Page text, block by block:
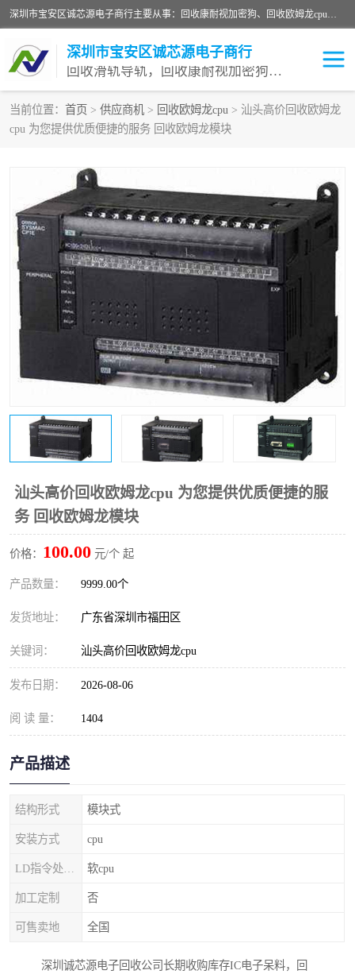
深圳市宝安区诚芯源电子商行主要从事：回收康耐视加密狗、回收欧姆龙cpu、回收欧姆龙模块等 一站式收购,能迅速便捷为客户消化库存、减少仓储、回笼资金，我们交易灵活方便，现金支付，价格优势合理，在业务方面赢得广大客户的一致好评 热情欢迎有库存需要处理的客户 请尽快联系我们
深圳市宝安区诚芯源电子商行
回收滑轨导轨，回收康耐视加密狗，回收欧姆龙PLC
当前位置： 首页 > 供应商机 > 回收欧姆龙cpu > 汕头高价回收欧姆龙
cpu 为您提供优质便捷的服务 回收欧姆龙模块
汕头高价回收欧姆龙cpu 为您提供优质便捷的服
务 回收欧姆龙模块
价格： 100.00 元/个 起
产品数量： 9999.00个
发货地址： 广东省深圳市福田区
关键词： 汕头高价回收欧姆龙cpu
发布日期： 2026-08-06
阅 读 量： 1404
产品描述
结构形式 模块式
安装方式 cpu
软cpu
加工定制 否
可售卖地 全国
深圳诚芯源电子回收公司长期收购库存IC电子呆料，回
回收欧姆龙模块 回收康耐视加密狗
回收欧姆龙cpu